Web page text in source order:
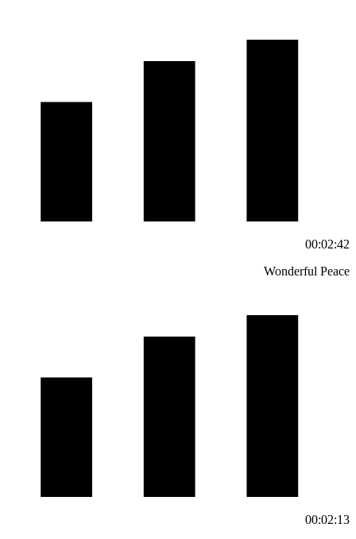
00:02:42
Wonderful Peace
00:02:13